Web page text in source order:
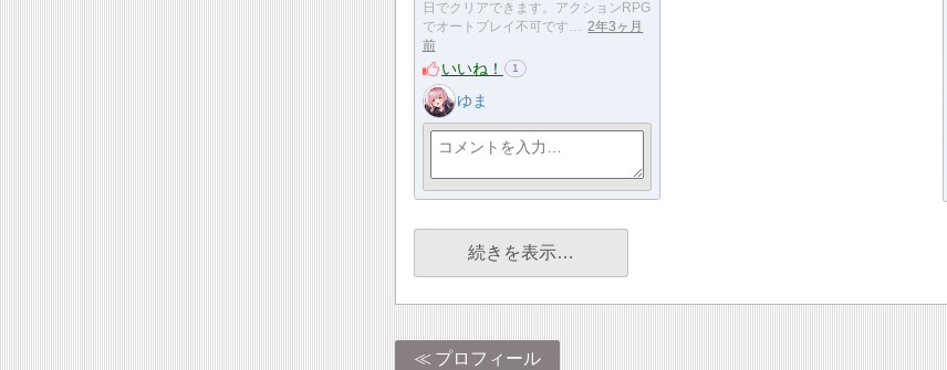
日でクリアできます。アクションRPG
でオートプレイ不可です… 2年3ヶ月
前
いいね！ 1
ゆま
続きを表示…
プロフィール